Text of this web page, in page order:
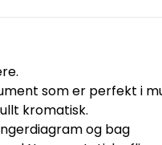
som er perfekt i
kromatisk.
og bag